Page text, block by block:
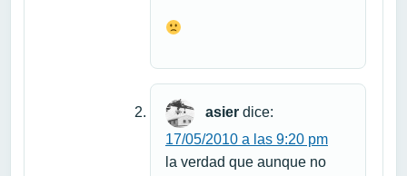
asier dice:
17/05/2010 a las 9:20 pm
la verdad que aunque no